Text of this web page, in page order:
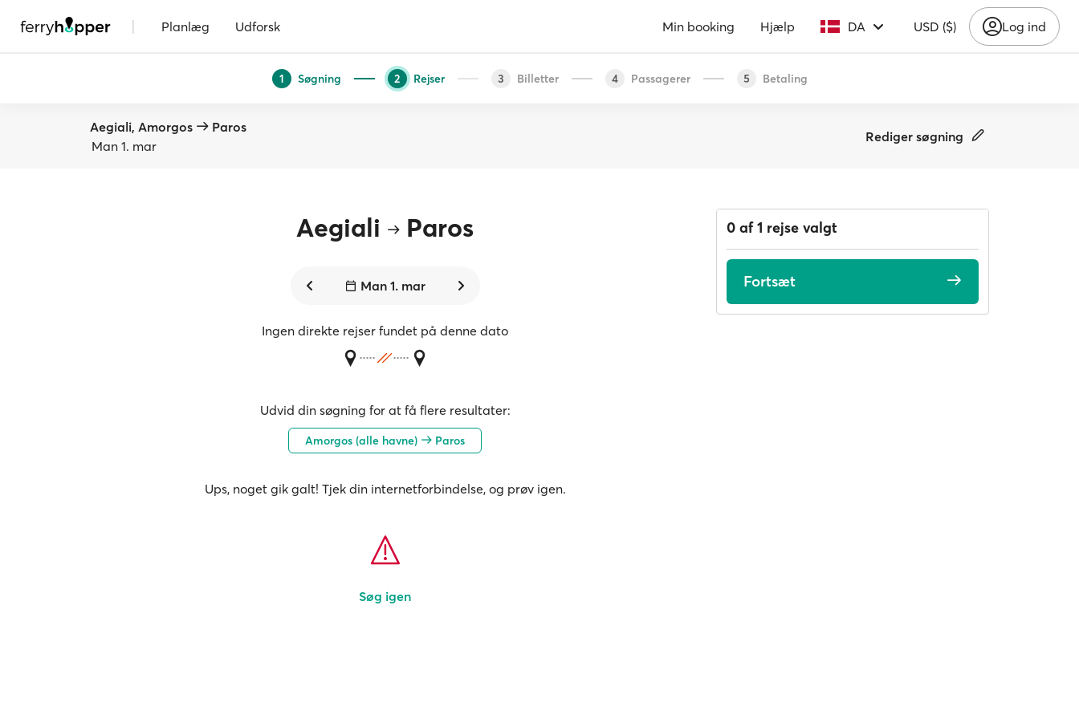
| Planlæg Udforsk Min booking Hjælp DA USD ($) Log ind
1 Søgning 2 Rejser 3 Billetter 4 Passagerer 5 Betaling
Aegiali, Amorgos
Paros
Man 1. mar
Rediger søgning
Aegiali Paros
Man 1. mar
Ingen direkte rejser fundet på denne dato
Udvid din søgning for at få flere resultater:
Amorgos (alle havne) Paros
Ups, noget gik galt! Tjek din internetforbindelse, og prøv igen.
Søg igen
0 af 1 rejse valgt
Fortsæt